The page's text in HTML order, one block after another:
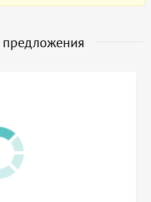
предложения